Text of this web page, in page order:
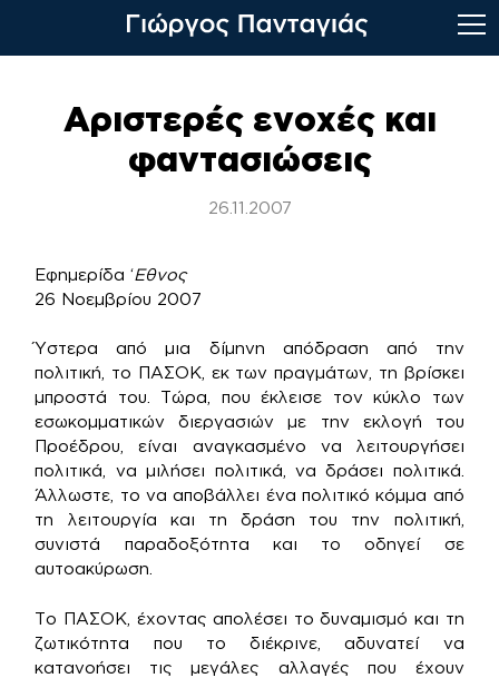
Αριστερές ενοχές και
φαντασιώσεις
26.11.2007
Εφημερίδα ‘Εθνος
26 Νοεμβρίου 2007
Ύστερα από μια δίμηνη απόδραση από την
πολιτική, το ΠΑΣΟΚ, εκ των πραγμάτων, τη βρίσκει
μπροστά του. Τώρα, που έκλεισε τον κύκλο των
εσωκομματικών διεργασιών με την εκλογή του
Προέδρου, είναι αναγκασμένο να λειτουργήσει
πολιτικά, να μιλήσει πολιτικά, να δράσει πολιτικά.
Άλλωστε, το να αποβάλλει ένα πολιτικό κόμμα από
τη λειτουργία και τη δράση του την πολιτική,
συνιστά παραδοξότητα και το οδηγεί σε
αυτοακύρωση.
Το ΠΑΣΟΚ, έχοντας απολέσει το δυναμισμό και τη
ζωτικότητα που το διέκρινε, αδυνατεί να
κατανοήσει τις μεγάλες αλλαγές που έχουν